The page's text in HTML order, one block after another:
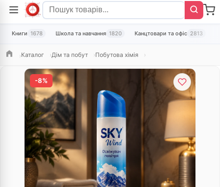
Книги 1678 Школа та навчання 1820 Канцтовари та офіс 2813
ГоловнаКаталог Дім та побут Побутова хімія
-8%